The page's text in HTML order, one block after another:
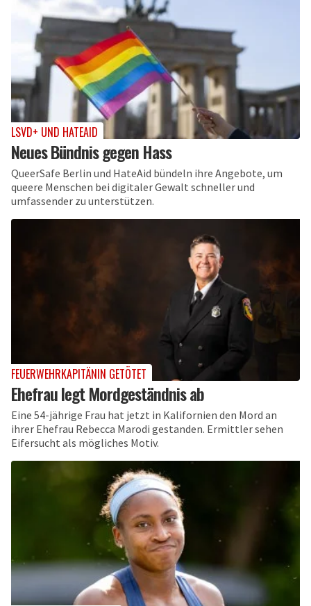
LSVD+ UND HATEAID
Neues Bündnis gegen Hass
QueerSafe Berlin und HateAid bündeln ihre Angebote, um
queere Menschen bei digitaler Gewalt schneller und
umfassender zu unterstützen.
FEUERWEHRKAPITÄNIN GETÖTET
Ehefrau legt Mordgeständnis ab
Eine 54-jährige Frau hat jetzt in Kalifornien den Mord an
ihrer Ehefrau Rebecca Marodi gestanden. Ermittler sehen
Eifersucht als mögliches Motiv.